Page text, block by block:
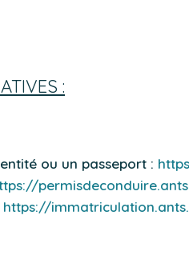
:
ou un passeport :
https://